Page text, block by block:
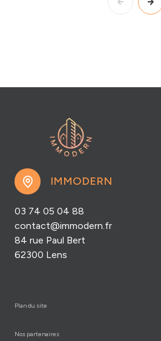
IMMODERN
03 74 05 04 88
contact@immodern.fr
84 rue Paul Bert
62300 Lens
plan du site
nos partenaires